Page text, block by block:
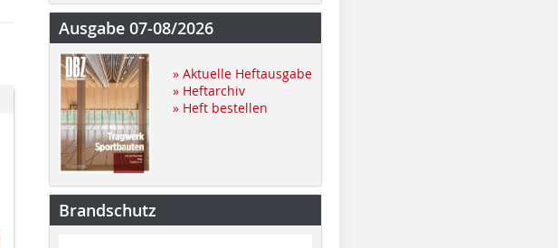
Ausgabe 07-08/2026
» Aktuelle Heftausgabe
» Heftarchiv
» Heft bestellen
Brandschutz